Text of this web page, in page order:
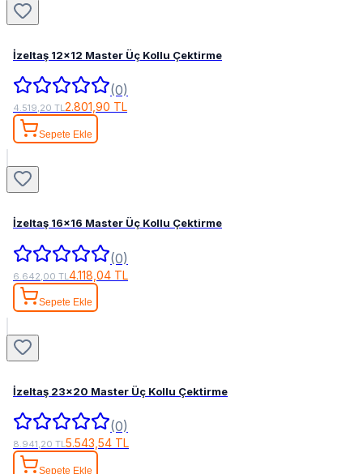
İzeltaş 12x12 Master Üç Kollu Çektirme
(0)
4.519,20 TL2.801,90 TL
Sepete Ekle
İzeltaş 16x16 Master Üç Kollu Çektirme
(0)
6.642,00 TL 4.118,04 TL
Sepete Ekle
İzeltaş 23x20 Master Üç Kollu Çektirme
(0)
8.941,20 TL5.543,54 TL
Sepete Ekle